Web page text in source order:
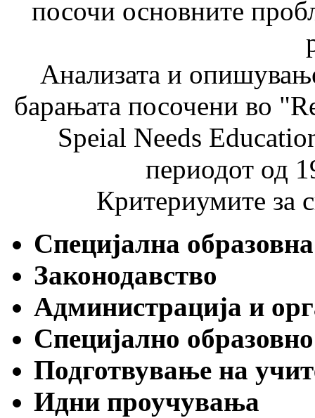
посочи основните
Анализата и
барањата посочени во
Speial Needs
периодот од
Критериумите за
Специјална
Законодавство
Администрација и
Специјално
Подготвување на
Идни проучувања